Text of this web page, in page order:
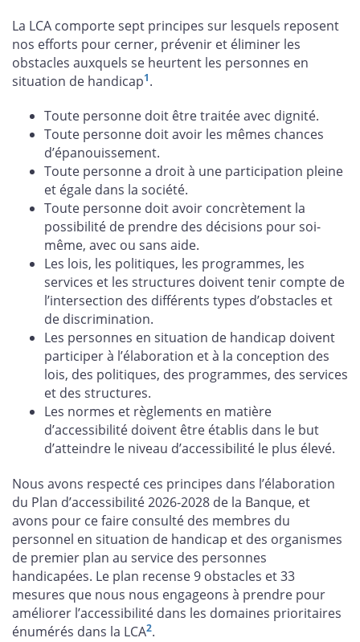
La LCA comporte sept principes sur lesquels reposent
nos efforts pour cerner, prévenir et éliminer les
obstacles auxquels se heurtent les personnes en
situation de handicap1.
Toute personne doit être traitée avec dignité.
Toute personne doit avoir les mêmes chances
d’épanouissement.
Toute personne a droit à une participation pleine
et égale dans la société.
Toute personne doit avoir concrètement la
possibilité de prendre des décisions pour soi-
même, avec ou sans aide.
Les lois, les politiques, les programmes, les
services et les structures doivent tenir compte de
l’intersection des différents types d’obstacles et
de discrimination.
Les personnes en situation de handicap doivent
participer à l’élaboration et à la conception des
lois, des politiques, des programmes, des services
et des structures.
Les normes et règlements en matière
d’accessibilité doivent être établis dans le but
d’atteindre le niveau d’accessibilité le plus élevé.
Nous avons respecté ces principes dans l’élaboration
du Plan d’accessibilité 2026-2028 de la Banque, et
avons pour ce faire consulté des membres du
personnel en situation de handicap et des organismes
de premier plan au service des personnes
handicapées. Le plan recense 9 obstacles et 33
mesures que nous nous engageons à prendre pour
améliorer l’accessibilité dans les domaines prioritaires
énumérés dans la LCA2.